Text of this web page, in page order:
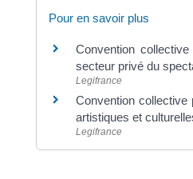
Pour en savoir plus
Convention
secteur privé du
Legifrance
Convention collective
artistiques et
Legifrance